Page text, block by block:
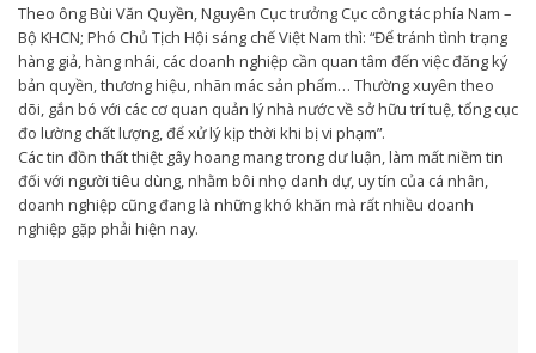
Theo ông Bùi Văn Quyền, Nguyên Cục trưởng Cục công tác phía Nam –
Bộ KHCN; Phó Chủ Tịch Hội sáng chế Việt Nam thì: “Để tránh tình trạng
hàng giả, hàng nhái, các doanh nghiệp cần quan tâm đến việc đăng ký
bản quyền, thương hiệu, nhãn mác sản phẩm… Thường xuyên theo
dõi, gắn bó với các cơ quan quản lý nhà nước về sở hữu trí tuệ, tổng cục
đo lường chất lượng, để xử lý kịp thời khi bị vi phạm”.
Các tin đồn thất thiệt gây hoang mang trong dư luận, làm mất niềm tin
đối với người tiêu dùng, nhằm bôi nhọ danh dự, uy tín của cá nhân,
doanh nghiệp cũng đang là những khó khăn mà rất nhiều doanh
nghiệp gặp phải hiện nay.